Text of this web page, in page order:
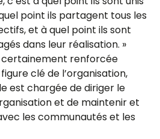
point ils partagent tous les
et à quel point ils sont
dans leur réalisation. »
renforcée
clé de l’organisation,
est chargée de diriger le
et de maintenir et
les communautés et les